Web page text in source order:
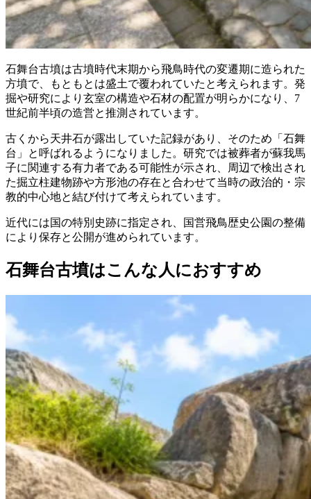
石舞台古墳は古墳時代末期から飛鳥時代の変遷期に造られた
方墳で、もともとは盛土で覆われていたと考えられます。発
掘や研究により玄室の構造や石材の配置が明らかになり、7
世紀前半頃の造営と推測されています。
古くから天井石が露出していた記録があり、そのため「石舞
台」と呼ばれるようになりました。研究では被葬者が蘇我馬
子に関連する有力者である可能性が示され、周辺で検出され
た掘立柱建物跡や方形池の存在と合わせて当時の政治的・宗
教的中心地と結び付けて考えられています。
近代には国の特別史跡に指定され、国営飛鳥歴史公園の整備
により保存と公開が進められています。
石舞台古墳はこんな人におすすめ